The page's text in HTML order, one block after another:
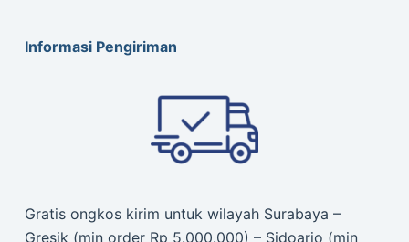
Informasi Pengiriman
Gratis ongkos kirim untuk wilayah Surabaya –
Gresik (min order Rp 5.000.000) – Sidoarjo (min